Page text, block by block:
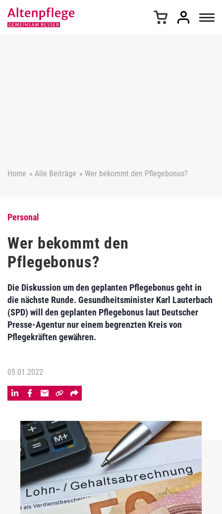
Home » Alle Beiträge » Wer bekommt den Pflegebonus?
Personal
Wer bekommt den
Pflegebonus?
Die Diskussion um den geplanten Pflegebonus geht in
die nächste Runde. Gesundheitsminister Karl Lauterbach
(SPD) will den geplanten Pflegebonus laut Deutscher
Presse-Agentur nur einem begrenzten Kreis von
Pflegekräften gewähren.
05.01.2022